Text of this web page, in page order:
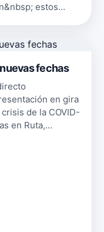
estos
fechas
en gira
de la COVID-
en Ruta,